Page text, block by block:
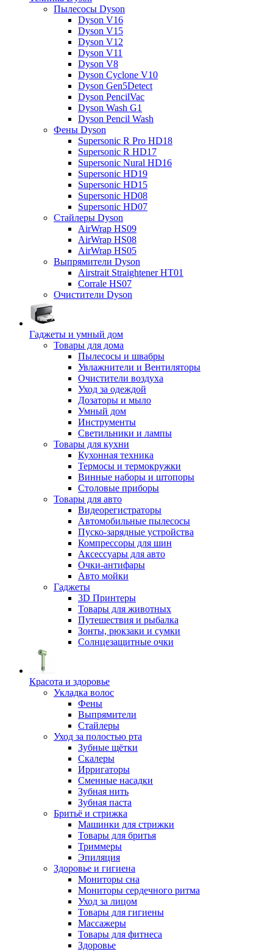
Пылесосы Dyson
Dyson V16
Dyson V15
Dyson V12
Dyson V11
Dyson V8
Dyson Cyclone V10
Dyson Gen5Detect
Dyson PencilVac
Dyson Wash G1
Dyson Pencil Wash
Фены Dyson
Supersonic R Pro HD18
Supersonic R HD17
Supersonic Nural HD16
Supersonic HD19
Supersonic HD15
Supersonic HD08
Supersonic HD07
Стайлеры Dyson
AirWrap HS09
AirWrap HS08
AirWrap HS05
Выпрямители Dyson
Airstrait Straightener HT01
Corrale HS07
Очистители Dyson
Гаджеты и умный дом
Товары для дома
Пылесосы и швабры
Увлажнители и Вентиляторы
Очистители воздуха
Уход за одеждой
Дозаторы и мыло
Умный дом
Инструменты
Светильники и лампы
Товары для кухни
Кухонная техника
Термосы и термокружки
Винные наборы и штопоры
Столовые приборы
Товары для авто
Видеорегистраторы
Автомобильные пылесосы
Пуско-зарядные устройства
Компрессоры для шин
Аксессуары для авто
Очки-антифары
Авто мойки
Гаджеты
3D Принтеры
Товары для животных
Путешествия и рыбалка
Зонты, рюкзаки и сумки
Солнцезащитные очки
Красота и здоровье
Укладка волос
Фены
Выпрямители
Стайлеры
Уход за полостью рта
Зубные щётки
Скалеры
Ирригаторы
Сменные насадки
Зубная нить
Зубная паста
Бритьё и стрижка
Машинки для стрижки
Товары для бритья
Триммеры
Эпиляция
Здоровье и гигиена
Мониторы сна
Мониторы сердечного ритма
Уход за лицом
Товары для гигиены
Массажеры
Товары для фитнеса
Здоровье